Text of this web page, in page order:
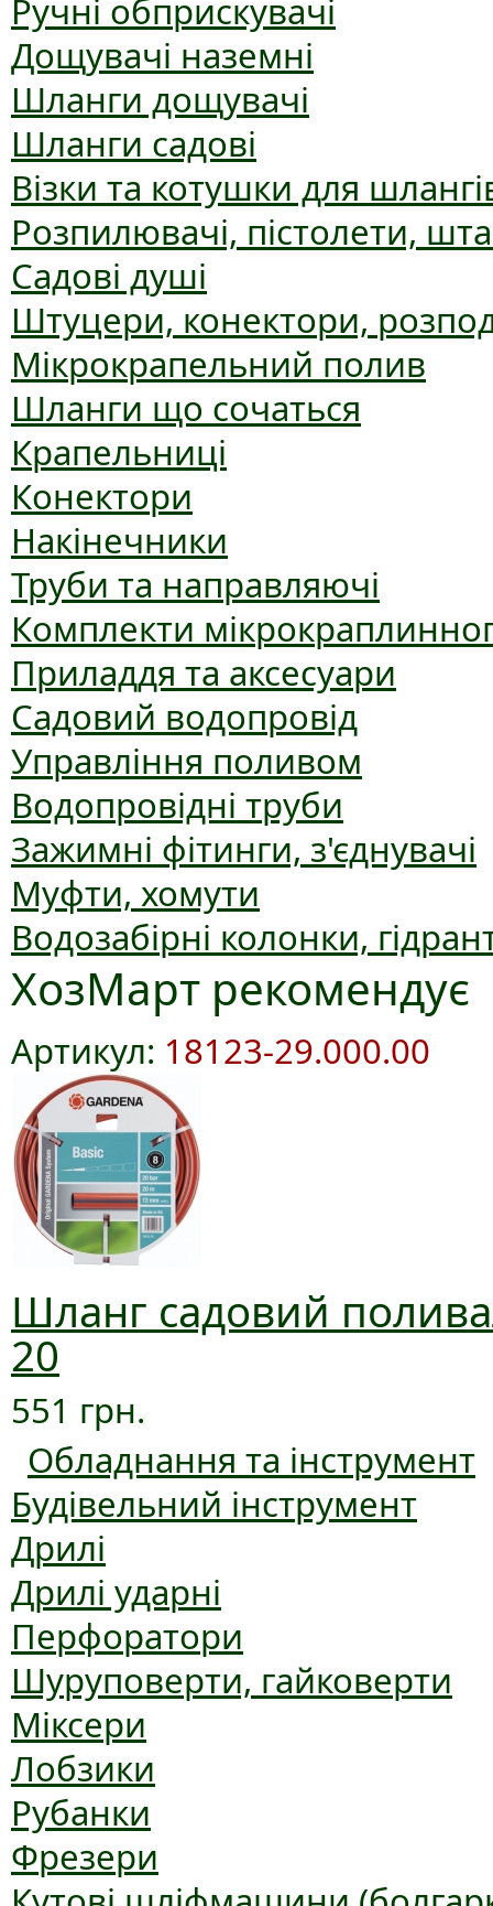
Ручні обприскувачі
Дощувачі наземні
Шланги дощувачі
Шланги садові
Візки та котушки для
Розпилювачі, пістолети,
Садові душі
Штуцери, конектори,
Мікрокрапельний полив
Шланги що сочаться
Крапельниці
Конектори
Накінечники
Труби та направляючі
Комплекти
Приладдя та аксесуари
Садовий водопровід
Управління поливом
Водопровідні труби
Зажимні фітинги, з'єднувачі
Муфти, хомути
Водозабірні колонки,
ХозМарт рекомендує
Артикул: 18123-29.000.00
Шланг садовий
20
551 грн.
Обладнання та інструмент
Будівельний інструмент
Дрилі
Дрилі ударні
Перфоратори
Шуруповерти, гайковерти
Міксери
Лобзики
Рубанки
Фрезери